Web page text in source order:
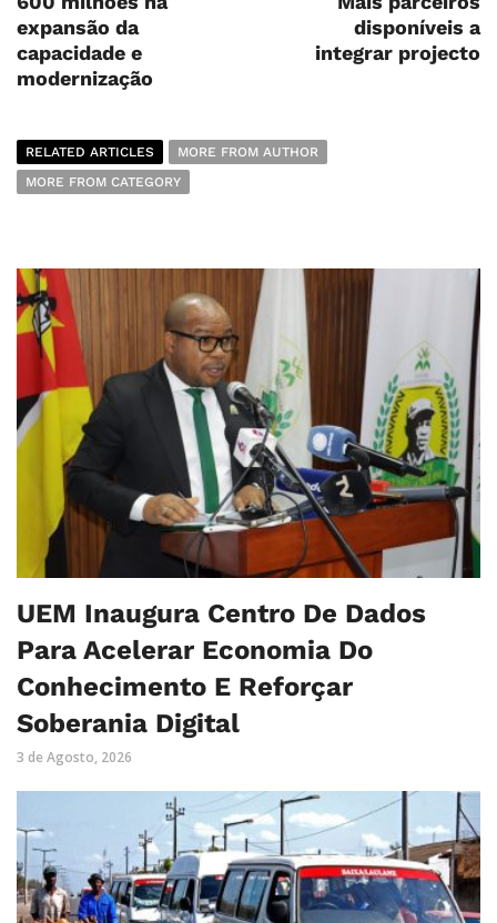
expansão da
capacidade e
modernização
disponíveis a
integrar projecto
RELATED ARTICLES
MORE FROM AUTHOR
MORE FROM CATEGORY
UEM Inaugura Centro De Dados
Para Acelerar Economia Do
Conhecimento E Reforçar
Soberania Digital
3 de Agosto, 2026